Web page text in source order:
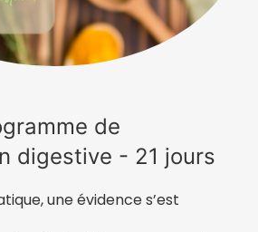
de
digestive - 21 jours
une évidence s’est